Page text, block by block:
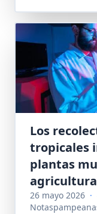
Los
tropicales
plantas
agricultura
26 mayo 2026 ·